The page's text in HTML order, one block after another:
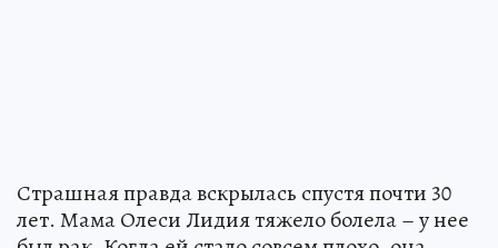
Страшная правда вскрылась спустя почти 30
лет. Мама Олеси Лидия тяжело болела – у нее